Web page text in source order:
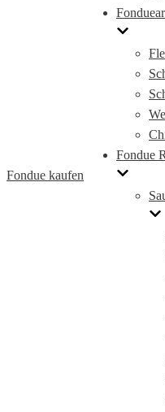
Fondue kaufen
Fondue